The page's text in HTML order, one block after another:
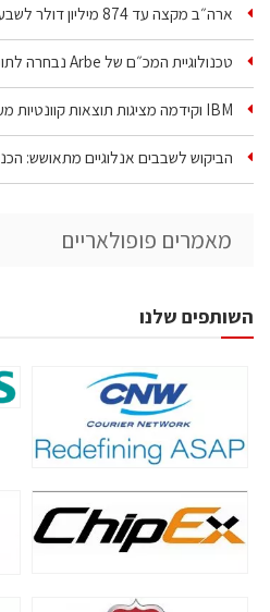
ארה״ב מקצה עד 874 מיליון דולר לשבע טכנולוגיות שבבים…
טכנולוגיית המכ״ם של Arbe נבחרה לתוכניות אזרחיות וביטחוניות
IBM וקידמה מציגות תוצאות קוונטיות מעבר ליכולת…
הביקוש לשבבים אנלוגיים מתאושש:
מאמרים פופולאריים
השותפים שלנו